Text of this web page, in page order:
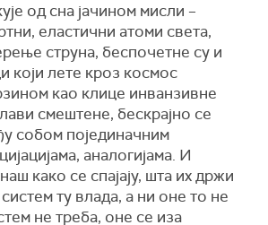
од сна јачином мисли –
еластични атоми света,
струна, беспочетне су и
који лете кроз космос
као клице инванзивне
смештене, бескрајно се
собом појединачним
аналогијама. И
како се спајају, шта их држи
ту влада, а ни оне то не
не треба, оне се иза